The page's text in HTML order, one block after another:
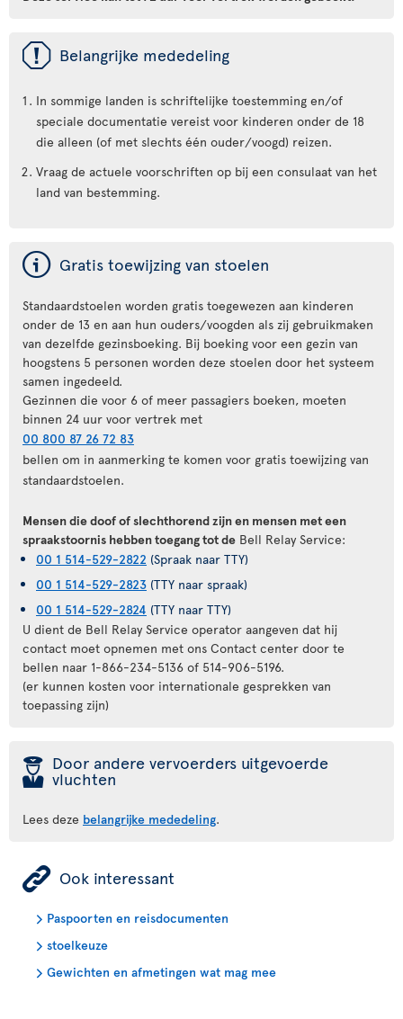
ü Belangrijke mededeling
In sommige landen is schriftelijke toestemming en/of
speciale documentatie vereist voor kinderen onder de 18
die alleen (of met slechts één ouder/voogd) reizen.
Vraag de actuele voorschriften op bij een consulaat van het
land van bestemming.
ý Gratis toewijzing van stoelen
Standaardstoelen worden gratis toegewezen aan kinderen
onder de 13 en aan hun ouders/voogden als zij gebruikmaken
van dezelfde gezinsboeking. Bij boeking voor een gezin van
hoogstens 5 personen worden deze stoelen door het systeem
samen ingedeeld.
Gezinnen die voor 6 of meer passagiers boeken, moeten
binnen 24 uur voor vertrek met
00 800 87 26 72 83
bellen om in aanmerking te komen voor gratis toewijzing van
standaardstoelen.
Mensen die doof of slechthorend zijn en mensen met een
spraakstoornis hebben toegang tot de Bell Relay Service:
00 1 514-529-2822 (Spraak naar TTY)
00 1 514-529-2823 (TTY naar spraak)
00 1 514-529-2824 (TTY naar TTY)
U dient de Bell Relay Service operator aangeven dat hij
contact moet opnemen met ons Contact center door te
bellen naar 1-866-234-5136 of 514-906-5196.
(er kunnen kosten voor internationale gesprekken van
toepassing zijn)
þ Door andere vervoerders uitgevoerde
vluchten
Lees deze belangrijke mededeling.
ÿ Ook interessant
Paspoorten en reisdocumenten
stoelkeuze
Gewichten en afmetingen wat mag mee